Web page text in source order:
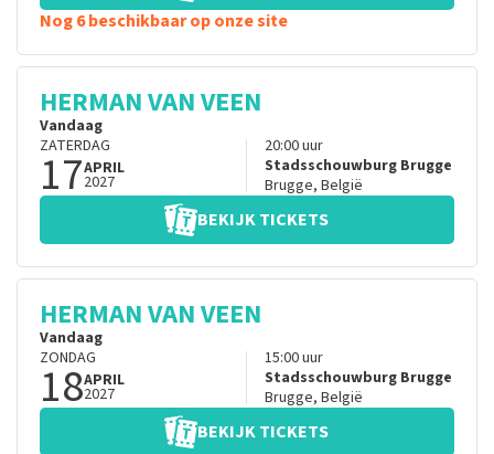
Nog 6 beschikbaar op onze site
HERMAN VAN VEEN
Vandaag
ZATERDAG
17APRIL
2027
20:00uur
Stadsschouwburg Brugge
Brugge, België
BEKIJK TICKETS
HERMAN VAN VEEN
Vandaag
ZONDAG
18APRIL
2027
15:00uur
Stadsschouwburg Brugge
Brugge, België
BEKIJK TICKETS